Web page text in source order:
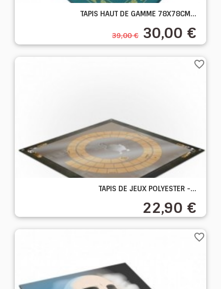
TAPIS HAUT DE GAMME 78X78CM...
39,00 € 30,00 €
TAPIS DE JEUX POLYESTER -...
22,90 €
favorite_border
favorite_border